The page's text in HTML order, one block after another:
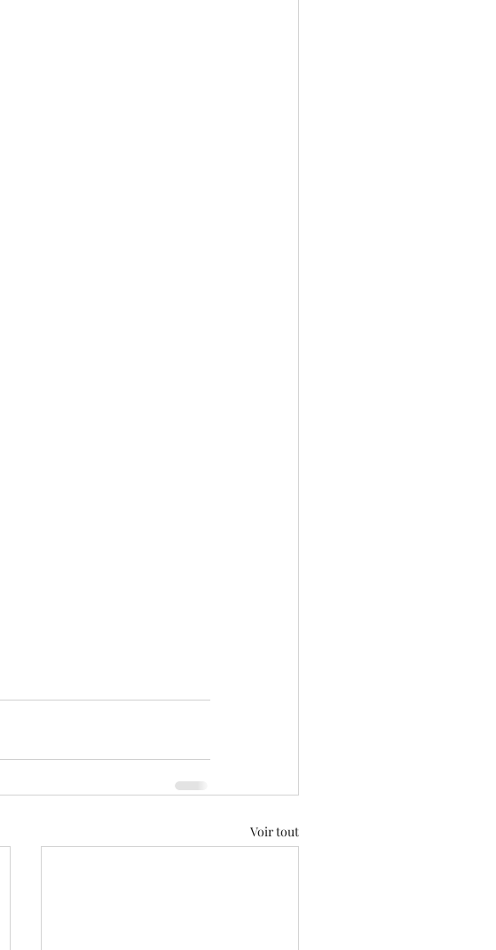
Voir tout